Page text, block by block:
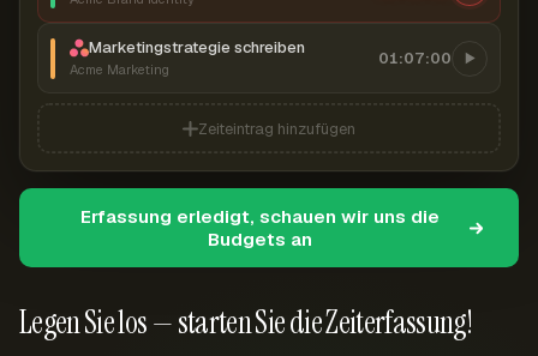
Legen Sie los — starten Sie die Zeiterfassung!
Marketingstrategie schreiben
Acme Marketing
01:07:00
Zeiteintrag hinzufügen
Erfassung erledigt, schauen wir uns die
Budgets an